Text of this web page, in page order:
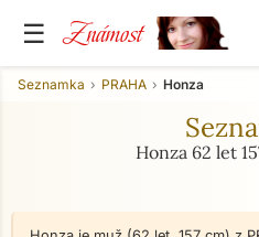
☰ Známost
Seznamka PRAHA Honza
Honza 62 let